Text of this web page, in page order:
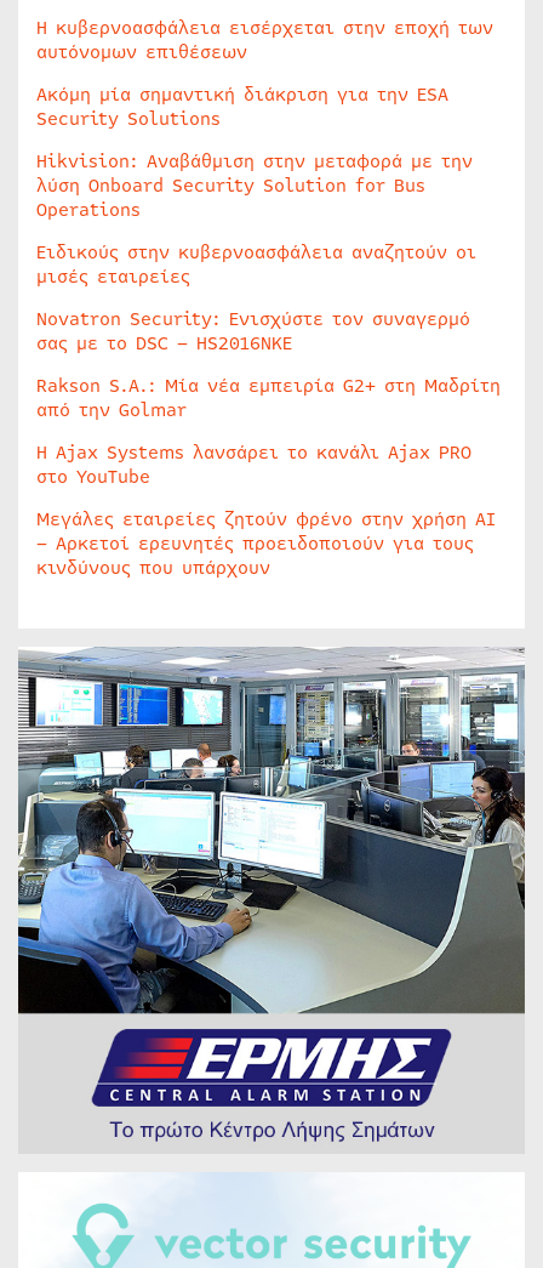
Η κυβερνοασφάλεια εισέρχεται στην εποχή των
αυτόνομων επιθέσεων
Ακόμη μία σημαντική διάκριση για την ESA
Security Solutions
Hikvision: Αναβάθμιση στην μεταφορά με την
λύση Onboard Security Solution for Bus
Operations
Ειδικούς στην κυβερνοασφάλεια αναζητούν οι
μισές εταιρείες
Novatron Security: Ενισχύστε τον συναγερμό
σας με το DSC – HS2016NKE
Rakson S.A.: Μία νέα εμπειρία G2+ στη Μαδρίτη
από την Golmar
Η Ajax Systems λανσάρει το κανάλι Ajax PRO
στο YouTube
Μεγάλες εταιρείες ζητούν φρένο στην χρήση AI
– Αρκετοί ερευνητές προειδοποιούν για τους
κινδύνους που υπάρχουν